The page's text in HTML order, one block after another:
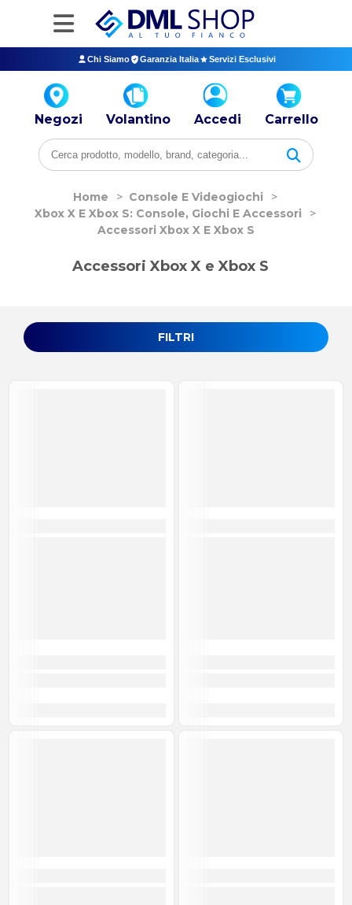
Chi Siamo Garanzia Italia Servizi Esclusivi
Negozi Volantino Accedi Carrello
Home > Console E Videogiochi
>
Xbox X E Xbox S: Console, Giochi E Accessori
>
Accessori Xbox X E Xbox S
FILTRI
Accessori Xbox X e Xbox S